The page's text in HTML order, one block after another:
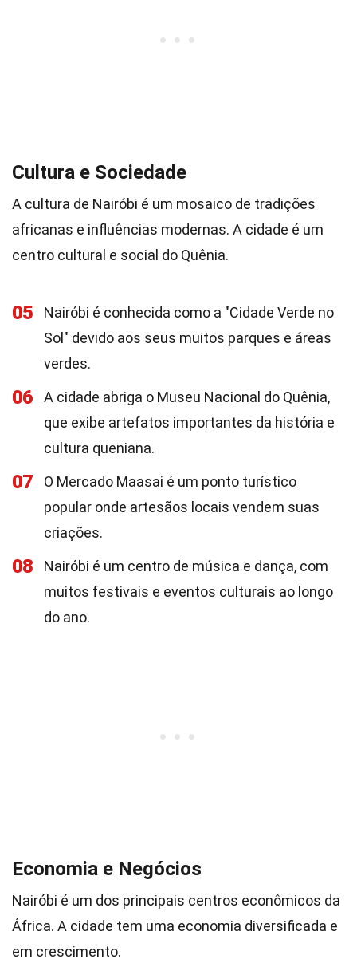
Cultura e Sociedade
A cultura de Nairóbi é um mosaico de tradições
africanas e influências modernas. A cidade é um
centro cultural e social do Quênia.
05
Nairóbi é conhecida como a "Cidade Verde no
Sol" devido aos seus muitos parques e áreas
verdes.
06
A cidade abriga o Museu Nacional do Quênia,
que exibe artefatos importantes da história e
cultura queniana.
07
O Mercado Maasai é um ponto turístico
popular onde artesãos locais vendem suas
criações.
08
Nairóbi é um centro de música e dança, com
muitos festivais e eventos culturais ao longo
do ano.
Economia e Negócios
Nairóbi é um dos principais centros econômicos da
África. A cidade tem uma economia diversificada e
em crescimento.